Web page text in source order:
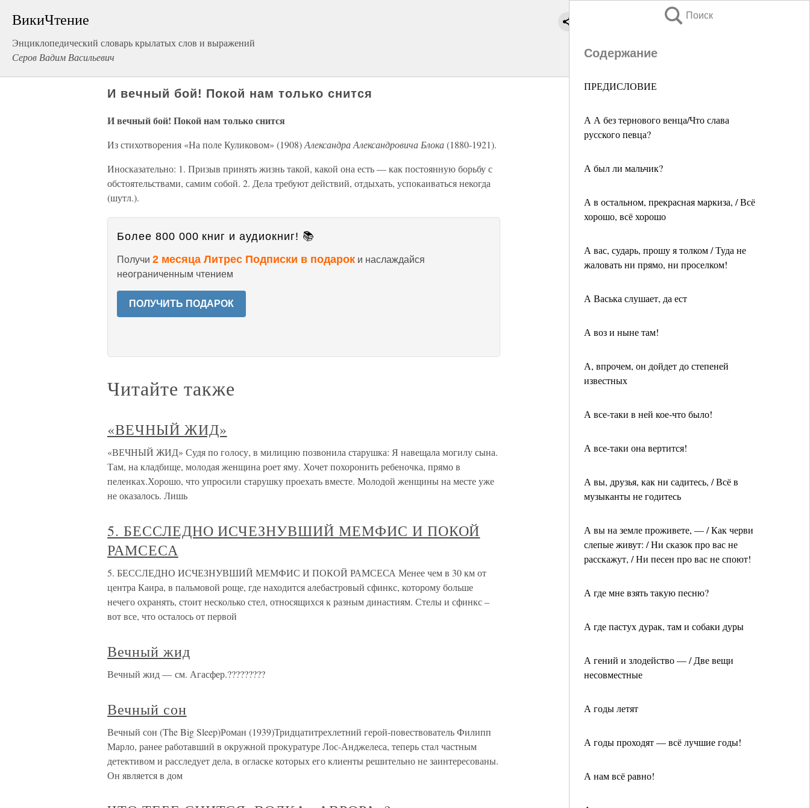
ВикиЧтение
Энциклопедический словарь крылатых слов и выражений
Серов Вадим Васильевич
Поиск
Содержание
ПРЕДИСЛОВИЕ
А А без тернового венца/Что слава
русского певца?
А был ли мальчик?
А в остальном, прекрасная маркиза, / Всё
хорошо, всё хорошо
А вас, сударь, прошу я толком / Туда не
жаловать ни прямо, ни проселком!
А Васька слушает, да ест
А воз и ныне там!
А, впрочем, он дойдет до степеней
известных
А все-таки в ней кое-что было!
А все-таки она вертится!
А вы, друзья, как ни садитесь, / Всё в
музыканты не годитесь
А вы на земле проживете, — / Как черви
слепые живут: / Ни сказок про вас не
расскажут, / Ни песен про вас не споют!
А где мне взять такую песню?
А где пастух дурак, там и собаки дуры
А гений и злодейство — / Две вещи
несовместные
А годы летят
А годы проходят — всё лучшие годы!
А нам всё равно!
И вечный бой! Покой нам только снится
И вечный бой! Покой нам только снится
Из стихотворения «На поле Куликовом» (1908)Александра Александровича Блока(1880-1921).
Иносказательно: 1. Призыв принять жизнь такой, какой она есть — как постоянную борьбу с
обстоятельствами, самим собой. 2. Дела требуют действий, отдыхать, успокаиваться некогда
(шутл.).
Более 800 000 книг и аудиокниг! 📚
Получи 2 месяца Литрес Подписки в подарок и наслаждайся
неограниченным чтением
ПОЛУЧИТЬ ПОДАРОК
Читайте также
«ВЕЧНЫЙ ЖИД»
«ВЕЧНЫЙ ЖИД» Судя по голосу, в милицию позвонила старушка: Я навещала могилу сына.
Там, на кладбище, молодая женщина роет яму. Хочет похоронить ребеночка, прямо в
пеленках.Хорошо, что упросили старушку проехать вместе. Молодой женщины на месте уже
не оказалось. Лишь
5. БЕССЛЕДНО ИСЧЕЗНУВШИЙ МЕМФИС И ПОКОЙ
РАМСЕСА
5. БЕССЛЕДНО ИСЧЕЗНУВШИЙ МЕМФИС И ПОКОЙ РАМСЕСА Менее чем в 30 км от
центра Каира, в пальмовой роще, где находится алебастровый сфинкс, которому больше
нечего охранять, стоит несколько стел, относящихся к разным династиям. Стелы и сфинкс –
вот все, что осталось от первой
Вечный жид
Вечный жид — см. Агасфер.?????????
Вечный сон
Вечный сон (The Big Sleep)Роман (1939)Тридцатитрехлетний герой-повествователь Филипп
Марло, ранее работавший в окружной прокуратуре Лос-Анджелеса, теперь стал частным
детективом и расследует дела, в огласке которых его клиенты решительно не заинтересованы.
Он является в дом